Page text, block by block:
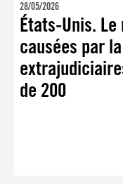
28/05/2026
États-Unis.
causées par
de 200